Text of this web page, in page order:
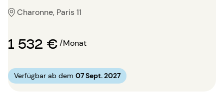
Charonne, Paris 11
1 532 €/Monat
Verfügbar ab dem 07 Sept. 2027